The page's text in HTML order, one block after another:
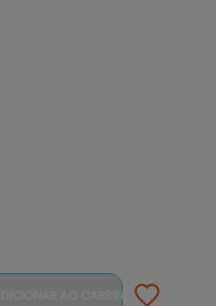
ADICIONAR AO CARRINHO